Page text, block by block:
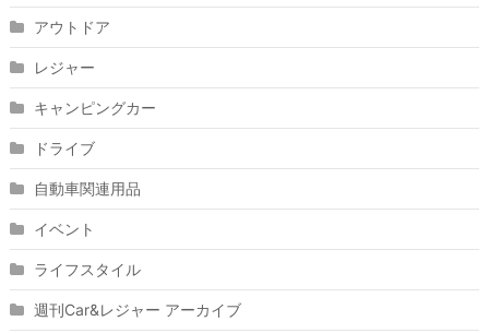
アウトドア
レジャー
キャンピングカー
ドライブ
自動車関連用品
イベント
ライフスタイル
週刊Car&レジャー アーカイブ